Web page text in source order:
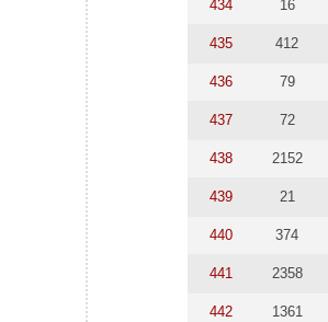
434 16
435 412
436 79
437 72
438 2152
439 21
440 374
441 2358
442 1361